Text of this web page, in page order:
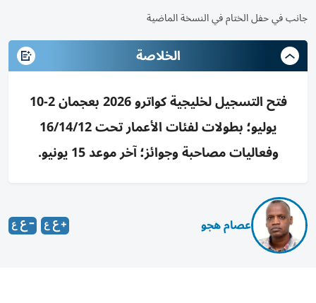
جانب في حفل الختام في النسخة الماضية
الخلاصة
فتح التسجيل لخليجية كواترو 2026 بعجمان 2-10
يوليو؛ بطولات لفئات الأعمار تحت 16/14/12
وفعاليات مصاحبة وجوائز؛ آخر موعد 15 يونيو.
عصام هجو